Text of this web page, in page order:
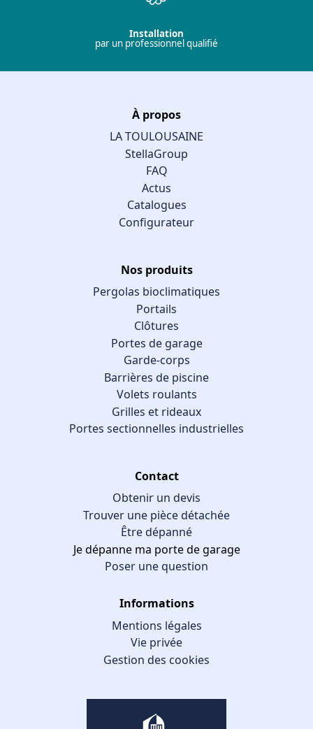
Installation
par un professionnel qualifié
À propos
LA TOULOUSAINE
StellaGroup
FAQ
Actus
Catalogues
Configurateur
Nos produits
Pergolas bioclimatiques
Portails
Clôtures
Portes de garage
Garde-corps
Barrières de piscine
Volets roulants
Grilles et rideaux
Portes sectionnelles industrielles
Contact
Obtenir un devis
Trouver une pièce détachée
Être dépanné
Je dépanne ma porte de garage
Poser une question
Informations
Mentions légales
Vie privée
Gestion des cookies